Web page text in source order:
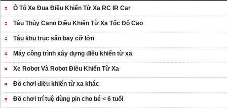
Ô Tô Xe Đua Điều Khiển Từ Xa RC IR Car
Tàu Thủy Cano Điều Khiển Từ Xa Tốc Độ Cao
Tàu khu trục sân bay cỡ lớn
Máy công trình xây dựng điều khiển từ xa
Xe Robot Và Robot Điều Khiển Từ Xa
Đồ chơi điều khiển từ xa khác
Đồ chơi trí tuệ dùng pin cho bé < 6 tuổi